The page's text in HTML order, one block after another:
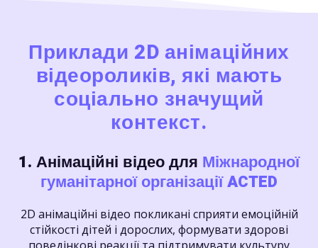
Приклади 2D анімаційних
відеороликів, які мають
соціально значущий
контекст.
1. Анімаційні відео для Міжнародної
гуманітарної організації ACTED
2D анімаційні відео покликані сприяти емоційній
стійкості дітей і дорослих, формувати здорові
поведінкові реакції та підтримувати культуру